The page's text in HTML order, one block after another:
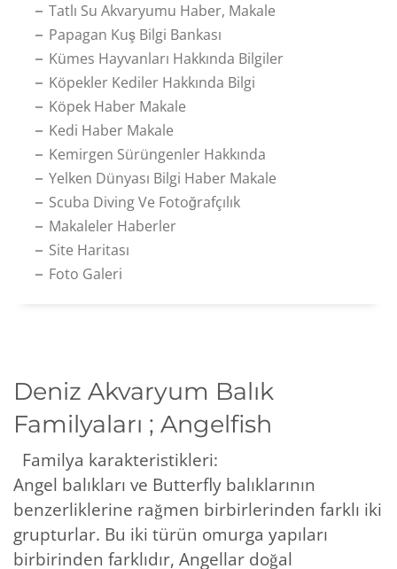
Tatlı Su Akvaryumu Haber, Makale
Papagan Kuş Bilgi Bankası
Kümes Hayvanları Hakkında Bilgiler
Köpekler Kediler Hakkında Bilgi
Köpek Haber Makale
Kedi Haber Makale
Kemirgen Sürüngenler Hakkında
Yelken Dünyası Bilgi Haber Makale
Scuba Diving Ve Fotoğrafçılık
Makaleler Haberler
Site Haritası
Foto Galeri
Deniz Akvaryum Balık
Familyaları ; Angelfish
Familya karakteristikleri:
Angel balıkları ve Butterfly balıklarının
benzerliklerine rağmen birbirlerinden farklı iki
grupturlar. Bu iki türün omurga yapıları
birbirinden farklıdır, Angellar doğal